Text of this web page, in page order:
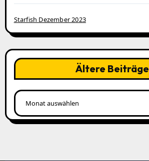
Starfish Dezember 2023
Ältere Beiträge
Ältere
Beiträge